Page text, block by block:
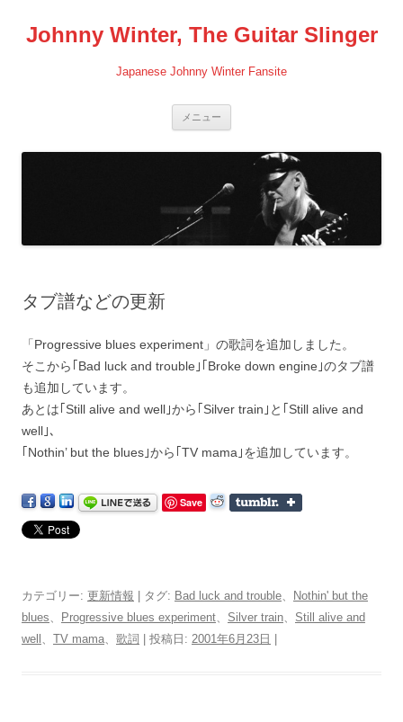
テ
ン
Johnny Winter, The Guitar Slinger
Japanese Johnny Winter Fansite
メニュー
タブ譜などの更新
「Progressive blues experiment」の歌詞を追加しました。
そこから｢Bad luck and trouble｣｢Broke down engine｣のタブ譜
も追加しています。
あとは｢Still alive and well｣から｢Silver train｣と｢Still alive and
well｣、
｢Nothin’ but the blues｣から｢TV mama｣を追加しています。
Save
カテゴリー: 更新情報 | タグ: Bad luck and trouble
Nothin' but the
blues
Progressive blues experiment Silver train
Still alive and
well
TV mama 歌詞 | 投稿日: 2001年6月23日